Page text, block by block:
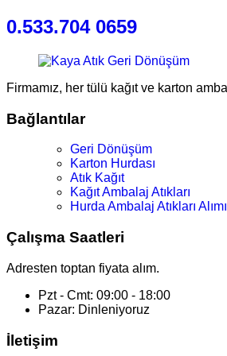
0.533.704 0659
Firmamız, her tülü kağıt ve karton
Bağlantılar
Geri Dönüşüm
Karton Hurdası
Atık Kağıt
Kağıt Ambalaj Atıkları
Hurda Ambalaj Atıkları Alımı
Çalışma Saatleri
Adresten toptan fiyata alım.
Pzt - Cmt: 09:00 - 18:00
Pazar: Dinleniyoruz
İletişim